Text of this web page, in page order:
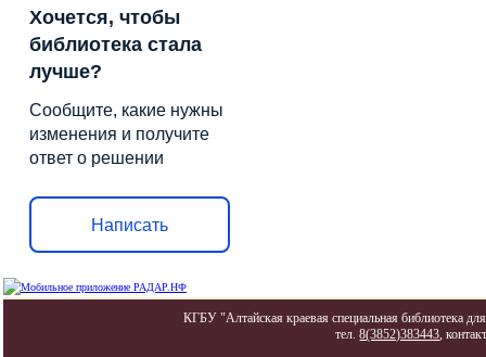
Хочется, чтобы
библиотека стала
лучше?
Сообщите, какие нужны
изменения и получите
ответ о решении
Написать
КГБУ "Алтайская краевая специальная библиотека
тел.8(3852)383443,